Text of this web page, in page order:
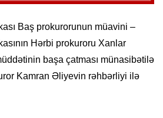
Baş prokurorunun müavini –
Hərbi prokuroru Xanlar
başa çatması münasibətilə
Kamran Əliyevin rəhbərliyi ilə